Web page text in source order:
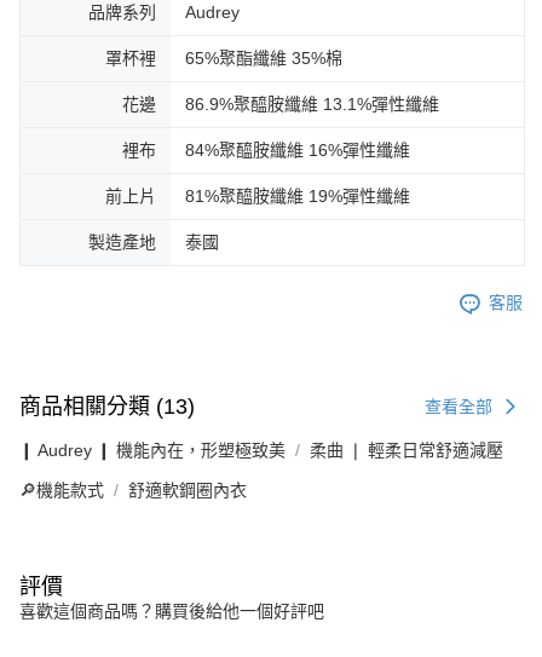
品牌系列 Audrey
罩杯裡 65%聚酯纖維 35%棉
花邊 86.9%聚醯胺纖維 13.1%彈性纖維
裡布 84%聚醯胺纖維 16%彈性纖維
前上片 81%聚醯胺纖維 19%彈性纖維
製造產地 泰國
客服
商品相關分類 (13) 查看全部
❙ Audrey ❙ 機能內在，形塑極致美 柔曲 ❘ 輕柔日常舒適減壓
🔎機能款式 舒適軟鋼圈內衣
評價
喜歡這個商品嗎？購買後給他一個好評吧